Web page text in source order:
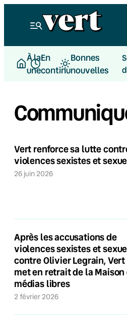
À la
une
En
continu
Bonnes
nouvelles
Vert renforce sa lutte
violences sexistes et
26 juin 2026
Après les accusations de
violences sexistes et
contre Olivier Legrain, Vert
met en retrait de la Maison
médias libres
2 février 2026